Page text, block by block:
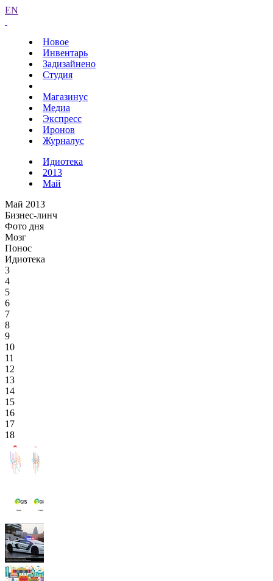
EN
Новое
Инвентарь
Задизайнено
Студия
Магазинус
Медиа
Экспресс
Иронов
Журналус
Идиотека
2013
Май
Май 2013
Бизнес-линч
Фото дня
Мозг
Понос
Идиотека
3
4
5
6
7
8
9
10
11
12
13
14
15
16
17
18